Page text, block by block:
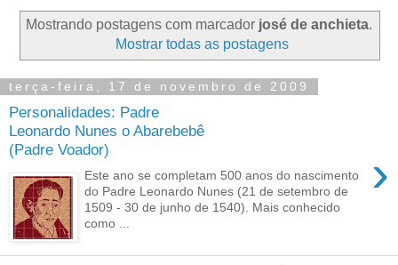
Mostrando postagens com marcador josé de anchieta.
Mostrar todas as postagens
terça-feira, 17 de novembro de 2009
Personalidades: Padre
Leonardo Nunes o Abarebebê
(Padre Voador)
›
Este ano se completam 500 anos do nascimento
do Padre Leonardo Nunes (21 de setembro de
1509 - 30 de junho de 1540). Mais conhecido
como ...